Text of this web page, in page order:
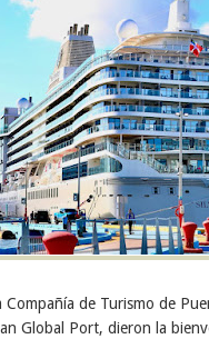
Compañía de Turismo de
Global Port, dieron la